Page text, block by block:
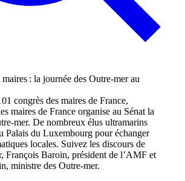
congrès des maires de France,
maires de France organise au Sénat la
mer. De nombreux élus ultramarins
Palais du Luxembourg pour échanger
locales. Suivez les discours de
François Baroin, président de l’AMF et
ministre des Outre-mer.